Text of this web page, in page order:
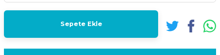
Sepete Ekle